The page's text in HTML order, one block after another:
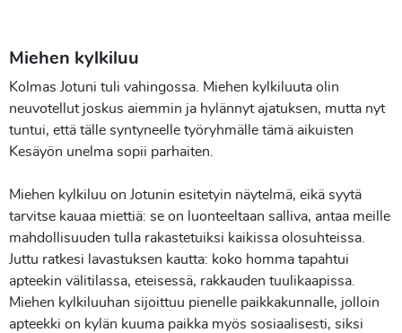
Miehen kylkiluu
Kolmas Jotuni tuli vahingossa. Miehen kylkiluuta olin
neuvotellut joskus aiemmin ja hylännyt ajatuksen, mutta nyt
tuntui, että tälle syntyneelle työryhmälle tämä aikuisten
Kesäyön unelma sopii parhaiten.
Miehen kylkiluu on Jotunin esitetyin näytelmä, eikä syytä
tarvitse kauaa miettiä: se on luonteeltaan salliva, antaa meille
mahdollisuuden tulla rakastetuiksi kaikissa olosuhteissa.
Juttu ratkesi lavastuksen kautta: koko homma tapahtui
apteekin välitilassa, eteisessä, rakkauden tuulikaapissa.
Miehen kylkiluuhan sijoittuu pienelle paikkakunnalle, jolloin
apteekki on kylän kuuma paikka myös sosiaalisesti, siksi